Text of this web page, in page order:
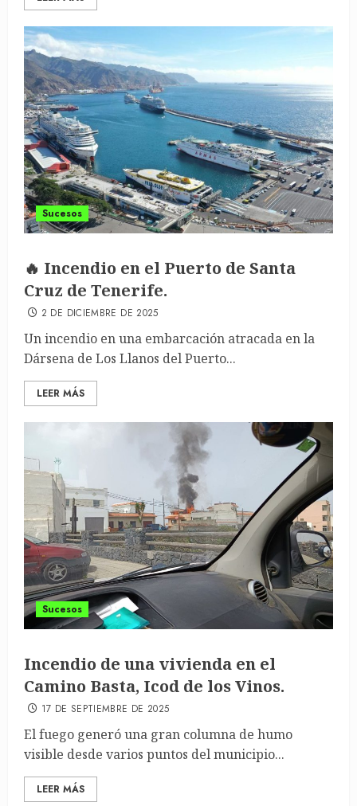
Sucesos
🔥 Incendio en el Puerto de Santa
Cruz de Tenerife.
2 DE DICIEMBRE DE 2025
Un incendio en una embarcación atracada en la
Dársena de Los Llanos del Puerto...
LEER MÁS
Sucesos
Incendio de una vivienda en el
Camino Basta, Icod de los Vinos.
17 DE SEPTIEMBRE DE 2025
El fuego generó una gran columna de humo
visible desde varios puntos del municipio...
LEER MÁS